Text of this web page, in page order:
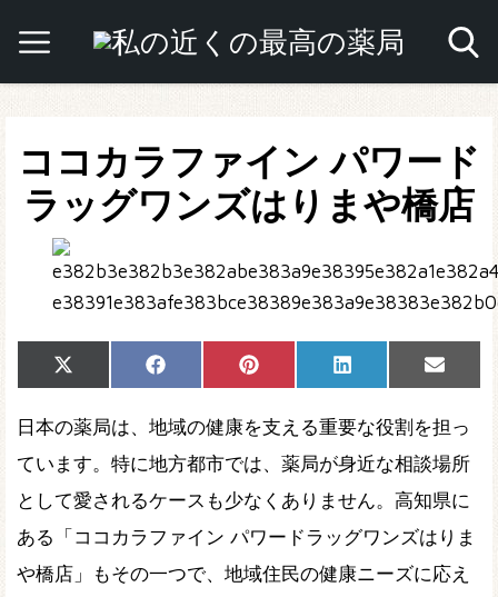
ココカラファイン パワード
ラッグワンズはりまや橋店
Share
on
X
(Twitter)
Share
on
Facebook Share
on
Pinterest Share
on
LinkedIn
Share
on
Email
日本の薬局は、地域の健康を支える重要な役割を担っ
ています。特に地方都市では、薬局が身近な相談場所
として愛されるケースも少なくありません。高知県に
ある「ココカラファイン パワードラッグワンズはりま
や橋店」もその一つで、地域住民の健康ニーズに応え